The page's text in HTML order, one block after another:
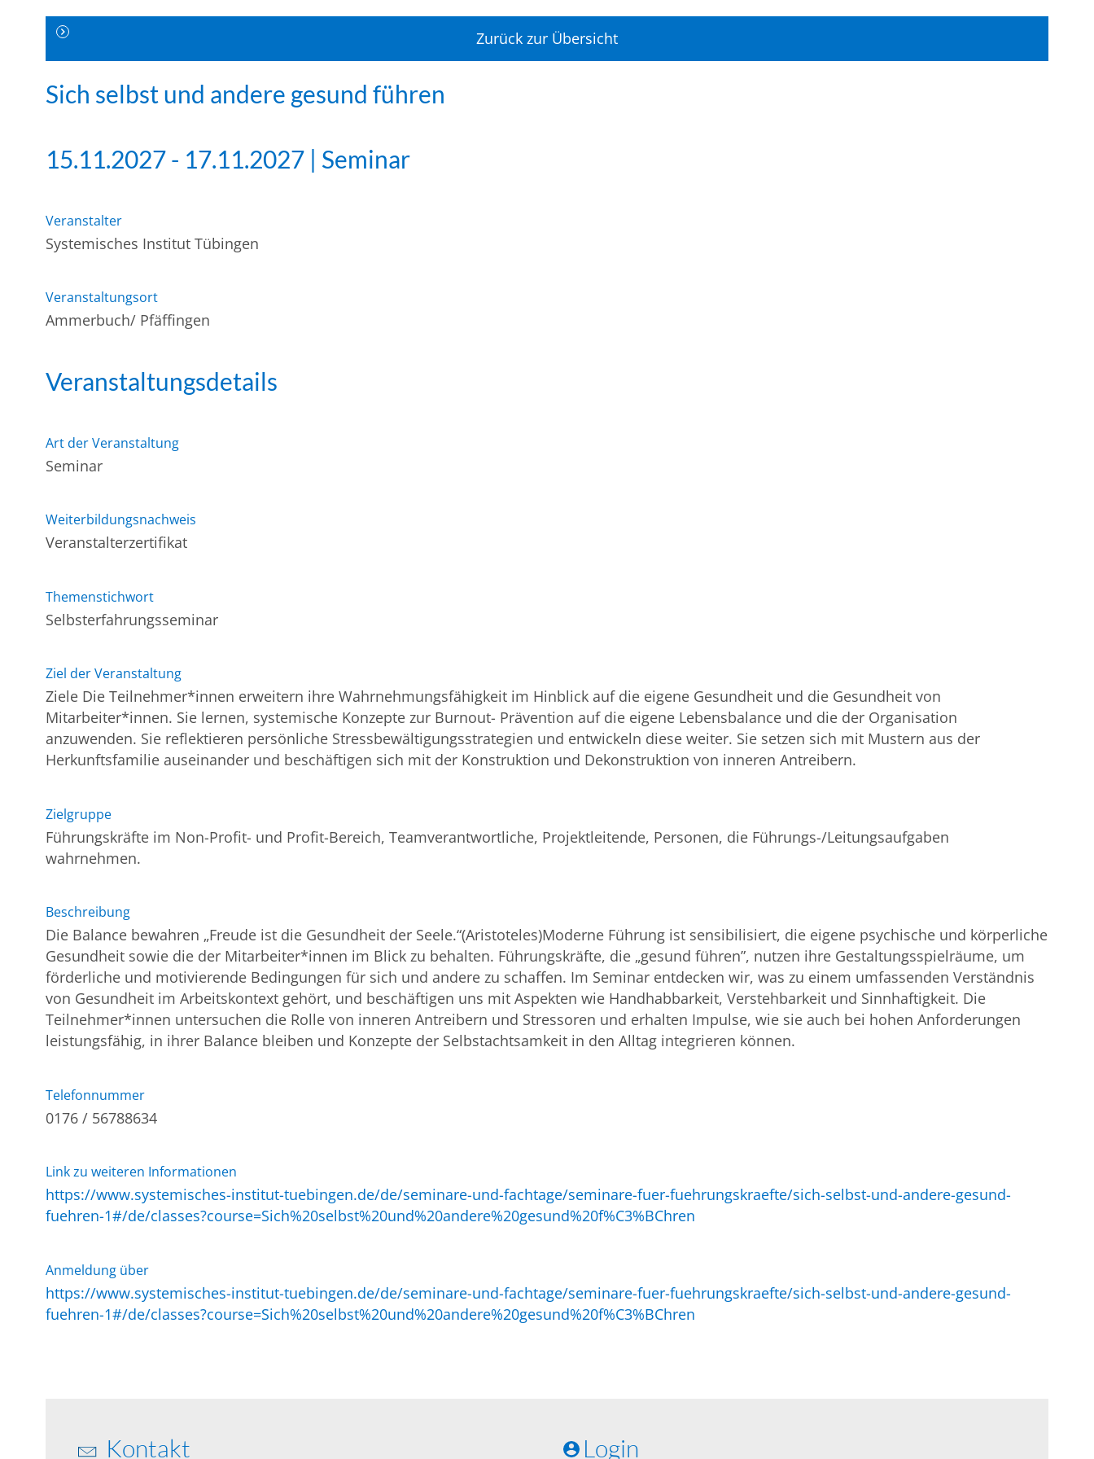
Zurück zur Übersicht
Sich selbst und andere gesund führen
15.11.2027 - 17.11.2027 | Seminar
Veranstalter
Systemisches Institut Tübingen
Veranstaltungsort
Ammerbuch/ Pfäffingen
Veranstaltungsdetails
Art der Veranstaltung
Seminar
Weiterbildungsnachweis
Veranstalterzertifikat
Themenstichwort
Selbsterfahrungsseminar
Ziel der Veranstaltung
Ziele Die Teilnehmer*innen erweitern ihre Wahrnehmungsfähigkeit im Hinblick auf die eigene Gesundheit und die Gesundheit von
Mitarbeiter*innen. Sie lernen, systemische Konzepte zur Burnout- Prävention auf die eigene Lebensbalance und die der Organisation
anzuwenden. Sie reflektieren persönliche Stressbewältigungsstrategien und entwickeln diese weiter. Sie setzen sich mit Mustern aus der
Herkunftsfamilie auseinander und beschäftigen sich mit der Konstruktion und Dekonstruktion von inneren Antreibern.
Zielgruppe
Führungskräfte im Non-Profit- und Profit-Bereich, Teamverantwortliche, Projektleitende, Personen, die Führungs-/Leitungsaufgaben
wahrnehmen.
Beschreibung
Die Balance bewahren „Freude ist die Gesundheit der Seele.“(Aristoteles)Moderne Führung ist sensibilisiert, die eigene psychische und körperliche
Gesundheit sowie die der Mitarbeiter*innen im Blick zu behalten. Führungskräfte, die „gesund führen”, nutzen ihre Gestaltungsspielräume, um
förderliche und motivierende Bedingungen für sich und andere zu schaffen. Im Seminar entdecken wir, was zu einem umfassenden Verständnis
von Gesundheit im Arbeitskontext gehört, und beschäftigen uns mit Aspekten wie Handhabbarkeit, Verstehbarkeit und Sinnhaftigkeit. Die
Teilnehmer*innen untersuchen die Rolle von inneren Antreibern und Stressoren und erhalten Impulse, wie sie auch bei hohen Anforderungen
leistungsfähig, in ihrer Balance bleiben und Konzepte der Selbstachtsamkeit in den Alltag integrieren können.
Telefonnummer
0176 / 56788634
Link zu weiteren Informationen
https://www.systemisches-institut-tuebingen.de/de/seminare-und-fachtage/seminare-fuer-fuehrungskraefte/sich-selbst-und-andere-gesund-
fuehren-1#/de/classes?course=Sich%20selbst%20und%20andere%20gesund%20f%C3%BChren
Anmeldung über
https://www.systemisches-institut-tuebingen.de/de/seminare-und-fachtage/seminare-fuer-fuehrungskraefte/sich-selbst-und-andere-gesund-
fuehren-1#/de/classes?course=Sich%20selbst%20und%20andere%20gesund%20f%C3%BChren
Kontakt Login